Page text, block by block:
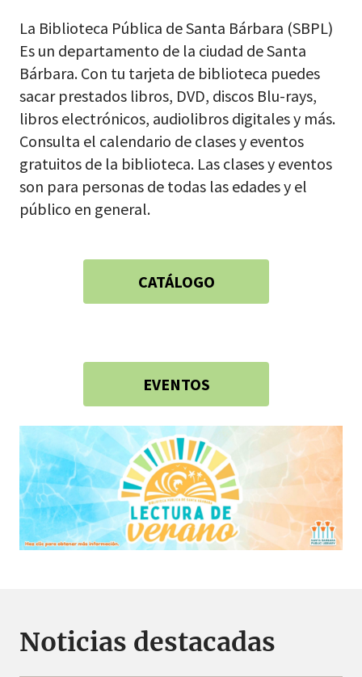
La Biblioteca Pública de Santa Bárbara (SBPL)
Es un departamento de la ciudad de Santa
Bárbara. Con tu tarjeta de biblioteca puedes
sacar prestados libros, DVD, discos Blu-rays,
libros electrónicos, audiolibros digitales y más.
Consulta el calendario de clases y eventos
gratuitos de la biblioteca. Las clases y eventos
son para personas de todas las edades y el
público en general.
CATÁLOGO
EVENTOS
Noticias destacadas